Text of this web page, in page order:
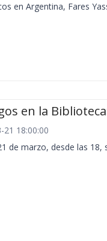
en Argentina, Fares
en la
21 18:00:00
de marzo, desde las